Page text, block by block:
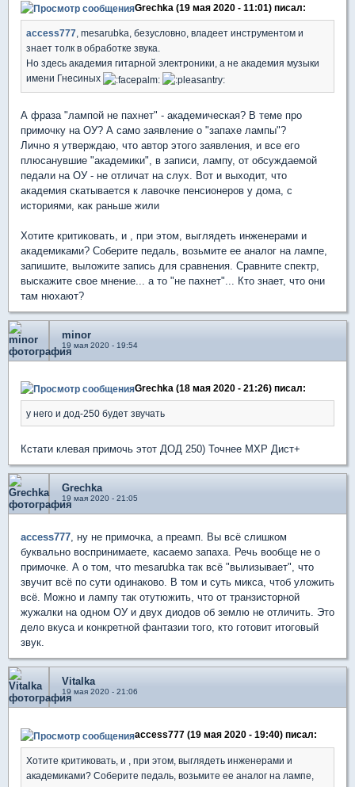
Grechka (19 мая 2020 - 11:01) писал:
access777 , mesarubka, безусловно, владеет инструментом и
знает толк в обработке звука.
Но здесь академия гитарной электроники, а не академия музыки
имени Гнесиных
А фраза "лампой не пахнет" - академическая? В теме про
примочку на ОУ? А само заявление о "запахе лампы"?
Лично я утверждаю, что автор этого заявления, и все его
плюсанувшие "академики", в записи, лампу, от обсуждаемой
педали на ОУ - не отличат на слух. Вот и выходит, что
академия скатывается к лавочке пенсионеров у дома, с
историями, как раньше жили
Хотите критиковать, и , при этом, выглядеть инженерами и
академиками? Соберите педаль, возьмите ее аналог на лампе,
запишите, выложите запись для сравнения. Сравните спектр,
выскажите свое мнение... а то "не пахнет"... Кто знает, что они
там нюхают?
minor
19 мая 2020 - 19:54
Grechka (18 мая 2020 - 21:26) писал:
у него и дод-250 будет звучать
Кстати клевая примочь этот ДОД 250) Точнее МХР Дист+
Grechka
19 мая 2020 - 21:05
access777, ну не примочка, а преамп. Вы всё слишком
буквально воспринимаете, касаемо запаха. Речь вообще не о
примочке. А о том, что mesarubka так всё "вылизывает", что
звучит всё по сути одинаково. В том и суть микса, чтоб уложить
всё. Можно и лампу так отутюжить, что от транзисторной
жужалки на одном ОУ и двух диодов об землю не отличить. Это
дело вкуса и конкретной фантазии того, кто готовит итоговый
звук.
Vitalka
19 мая 2020 - 21:06
access777 (19 мая 2020 - 19:40) писал:
Хотите критиковать, и , при этом, выглядеть инженерами и
академиками? Соберите педаль, возьмите ее аналог на лампе,